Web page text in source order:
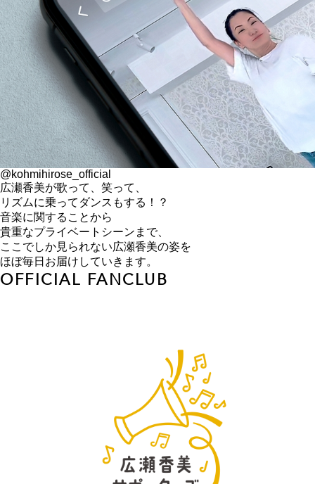
@kohmihirose_official
広瀬香美が歌って、笑って、
リズムに乗ってダンスもする！？
音楽に関することから
貴重なプライベートシーンまで、
ここでしか見られない広瀬香美の姿を
ほぼ毎日お届けしていきます。
OFFICIAL FANCLUB